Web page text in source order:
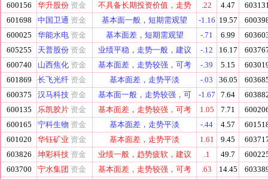
600156 华升股份 资金 不具备长期投资价值，走势 .22 4.47
601698
中国卫通 资金 基本面一般，短期需观望 -1.16 19.57
600025
华能水电 资金 基本面差，短期需观望 -.71 6.99
605255
天普股份 资金 业绩平稳，走势一般，建议 -.12 16.17
600740
山西焦化 资金 基本面差，走势较强，可考 -.39 5.15
601869
长飞光纤 资金 基本面差，走势平淡 -.03 36.05
600375
汉马科技 资金 基本面一般，走势较强，可 -1.67 7.64
600135
乐凯胶片 资金 基本面差，走势较强，可考 1.05 7.71
600165
宁科生物 资金 基本面差，走势平淡 -.44 4.57
601020
华钰矿业 资金 基本面差，走势平淡 1.61 9.45
603826
坤彩科技 资金 业绩一般，趋势疲软，建议 .1 49.7
603700
宁水集团 资金 基本面差，走势较强，可考 .63 14.45